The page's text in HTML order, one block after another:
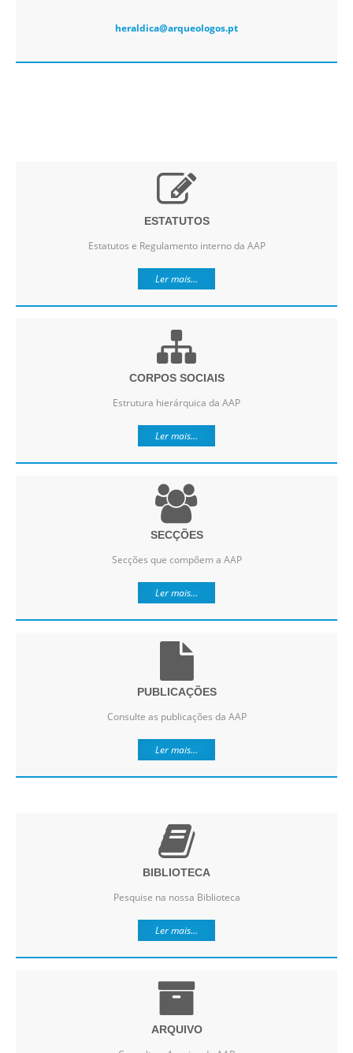
heraldica@arqueologos.pt
ESTATUTOS
Estatutos e Regulamento interno da AAP
Ler mais...
CORPOS SOCIAIS
Estrutura hierárquica da AAP
Ler mais...
SECÇÕES
Secções que compõem a AAP
Ler mais...
PUBLICAÇÕES
Consulte as publicações da AAP
Ler mais...
BIBLIOTECA
Pesquise na nossa Biblioteca
Ler mais...
ARQUIVO